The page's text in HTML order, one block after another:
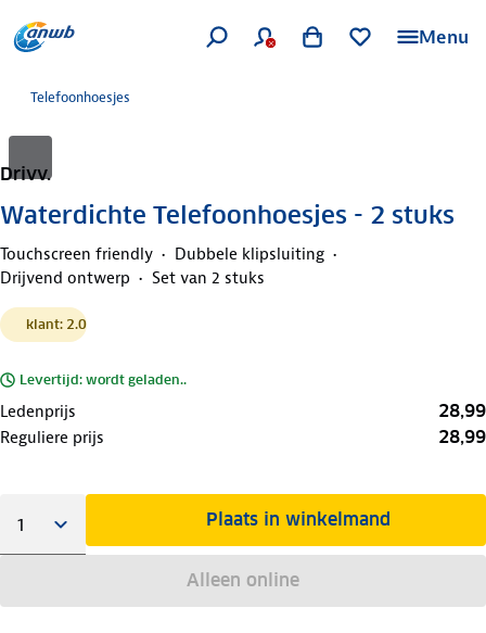
Menu
Telefoonhoesjes
Drivv.
Waterdichte Telefoonhoesjes - 2 stuks
Touchscreen friendly
Dubbele klipsluiting
Drijvend ontwerp
Set van 2 stuks
klant: 2.0
Levertijd: wordt geladen..
Ledenprijs 28,99
Reguliere prijs 28,99
Plaats in winkelmand
Alleen online